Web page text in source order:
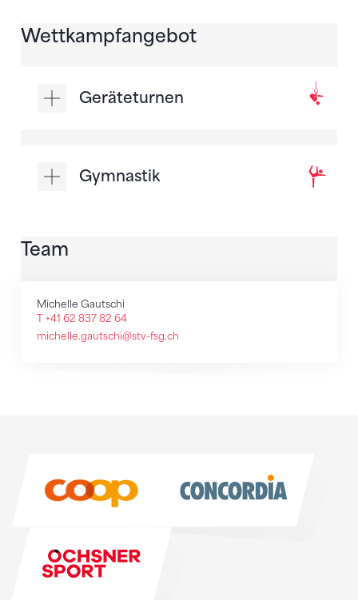
Wettkampfangebot
Geräteturnen
Gymnastik
Team
Michelle Gautschi
T +41 62 837 82 64
michelle.gautschi@stv-fsg.ch